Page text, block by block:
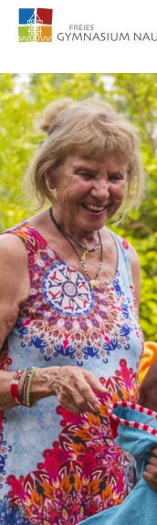
Zum